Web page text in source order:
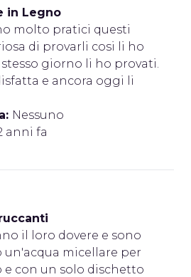
in Legno
molto pratici questi
di provarli cosi li ho
giorno li ho provati.
e ancora oggi li
Nessuno
anni fa
il loro dovere e sono
un'acqua micellare per
e con un solo dischetto